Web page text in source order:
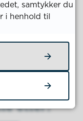
her.
etter?
samtykker du
i henhold til